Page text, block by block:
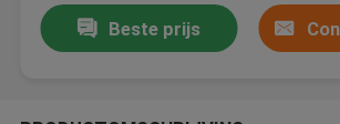
Beste prijs